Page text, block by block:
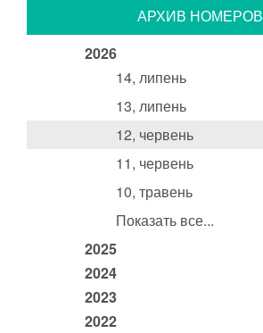
АРХИВ НОМЕРОВ
2026
14, липень
13, липень
12, червень
11, червень
10, травень
Показать все...
2025
2024
2023
2022